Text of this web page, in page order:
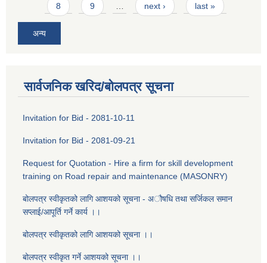
8 9 next › last »
अन्य
सार्वजनिक खरिद/बोलपत्र सूचना
Invitation for Bid - 2081-10-11
Invitation for Bid - 2081-09-21
Request for Quotation - Hire a firm for skill development
training on Road repair and maintenance (MASONRY)
बोलपत्र स्वीकृतको लागि आशयको सूचना - ‌अौषधि तथा सर्जिकल समान
सप्लाई/आपूर्ति गर्ने कार्य ।।
बोलपत्र स्वीकृतको लागि आशयको सूचना ।।
बोलपत्र स्वीकृत गर्ने आशयको सूचना ।।